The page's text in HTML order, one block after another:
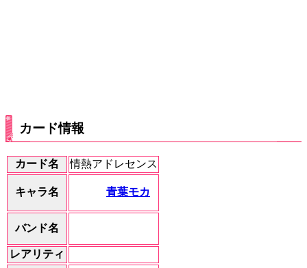
カード情報
カード名 情熱アドレセンス
キャラ名 青葉モカ
バンド名
レアリティ